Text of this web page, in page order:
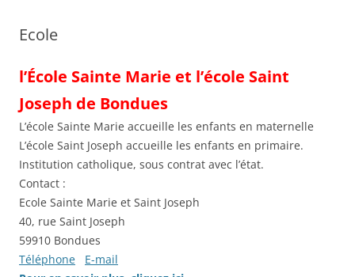
Ecole
l’École Sainte Marie et l’école Saint
Joseph de Bondues
L’école Sainte Marie accueille les enfants en maternelle
L’école Saint Joseph accueille les enfants en primaire.
Institution catholique, sous contrat avec l’état.
Contact :
Ecole Sainte Marie et Saint Joseph
40, rue Saint Joseph
59910 Bondues
Téléphone
E-mail